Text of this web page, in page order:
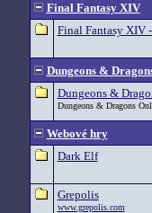
Final Fantasy XIV
Final Fantasy XIV
Dungeons &
Dungeons &
Dungeons & Dragons
Webové hry
Dark Elf
Grepolis
www.grepolis.com